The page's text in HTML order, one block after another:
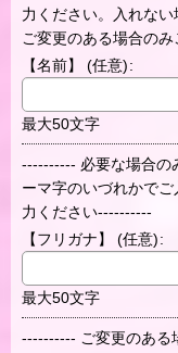
力ください。入れな
ご変更のある場合の
【名前】 (任意):
最大50文字
---------- 必要な場合の
ーマ字のいづれかで
力ください----------
【フリガナ】 (任意):
最大50文字
---------- ご変更のある